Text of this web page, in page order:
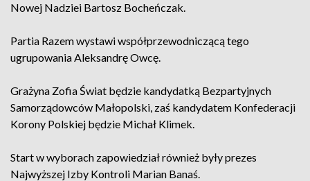
Nowej Nadziei Bartosz Bocheńczak.
Partia Razem wystawi współprzewodniczącą tego
ugrupowania Aleksandrę Owcę.
Grażyna Zofia Świat będzie kandydatką Bezpartyjnych
Samorządowców Małopolski, zaś kandydatem Konfederacji
Korony Polskiej będzie Michał Klimek.
Start w wyborach zapowiedział również były prezes
Najwyższej Izby Kontroli Marian Banaś.